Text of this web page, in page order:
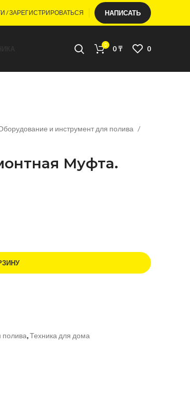
/ ЗАРЕГИСТРИРОВАТЬСЯ НАПИСАТЬ
0 0₸ 0
и инструмент для полива
Муфта.
полива,Техника для дома